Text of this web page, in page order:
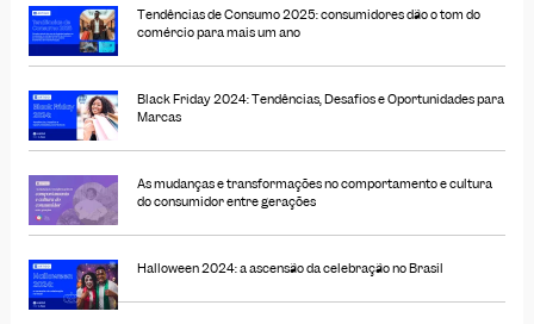
Tendências de Consumo 2025: consumidores dão o tom do
comércio para mais um ano
Black Friday 2024: Tendências, Desafios e Oportunidades para
Marcas
As mudanças e transformações no comportamento e cultura
do consumidor entre gerações
Halloween 2024: a ascensão da celebração no Brasil